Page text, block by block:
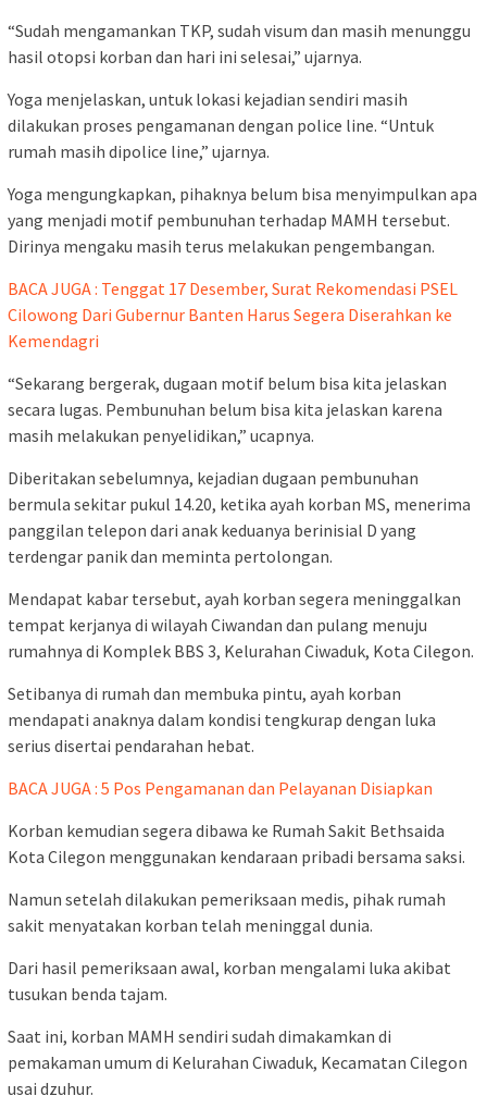
“Sudah mengamankan TKP, sudah visum dan masih menunggu
hasil otopsi korban dan hari ini selesai,” ujarnya.
Yoga menjelaskan, untuk lokasi kejadian sendiri masih
dilakukan proses pengamanan dengan police line. “Untuk
rumah masih dipolice line,” ujarnya.
Yoga mengungkapkan, pihaknya belum bisa menyimpulkan apa
yang menjadi motif pembunuhan terhadap MAMH tersebut.
Dirinya mengaku masih terus melakukan pengembangan.
BACA JUGA : Tenggat 17 Desember, Surat Rekomendasi PSEL
Cilowong Dari Gubernur Banten Harus Segera Diserahkan ke
Kemendagri
“Sekarang bergerak, dugaan motif belum bisa kita jelaskan
secara lugas. Pembunuhan belum bisa kita jelaskan karena
masih melakukan penyelidikan,” ucapnya.
Diberitakan sebelumnya, kejadian dugaan pembunuhan
bermula sekitar pukul 14.20, ketika ayah korban MS, menerima
panggilan telepon dari anak keduanya berinisial D yang
terdengar panik dan meminta pertolongan.
Mendapat kabar tersebut, ayah korban segera meninggalkan
tempat kerjanya di wilayah Ciwandan dan pulang menuju
rumahnya di Komplek BBS 3, Kelurahan Ciwaduk, Kota Cilegon.
Setibanya di rumah dan membuka pintu, ayah korban
mendapati anaknya dalam kondisi tengkurap dengan luka
serius disertai pendarahan hebat.
BACA JUGA : 5 Pos Pengamanan dan Pelayanan Disiapkan
Korban kemudian segera dibawa ke Rumah Sakit Bethsaida
Kota Cilegon menggunakan kendaraan pribadi bersama saksi.
Namun setelah dilakukan pemeriksaan medis, pihak rumah
sakit menyatakan korban telah meninggal dunia.
Dari hasil pemeriksaan awal, korban mengalami luka akibat
tusukan benda tajam.
Saat ini, korban MAMH sendiri sudah dimakamkan di
pemakaman umum di Kelurahan Ciwaduk, Kecamatan Cilegon
usai dzuhur.